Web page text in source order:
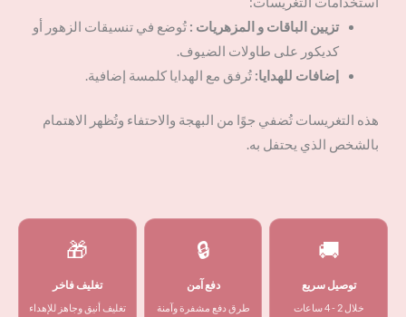
تزيين الباقات و المزهريات : تُوضع في تنسيقات الزهور أو
كديكور على طاولات الضيوف.
إضافات للهدايا: تُرفق مع الهدايا كلمسة إضافية.
هذه التغريسات تُضفي جوًا من البهجة والاحتفاء وتُظهر الاهتمام
بالشخص الذي يحتفل به.
🚚
توصيل سريع
خلال 2 - 4 ساعات
🔒
دفع آمن
طرق دفع مشفرة وآمنة
🎁
تغليف فاخر
تغليف أنيق وجاهز للإهداء